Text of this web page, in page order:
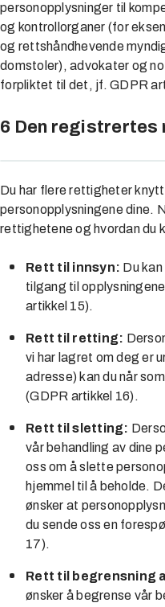
personopplysninger til
og kontrollorganer (for
og rettshåndhevende
domstoler), advokater og
forpliktet til det, jf. GDPR
6 Den
Du har flere rettigheter
personopplysningene dine.
rettighetene og hvordan du
Rett til innsyn: Du
tilgang til
artikkel 15).
Rett til retting:
vi har lagret om deg er
adresse) kan du når
(GDPR artikkel 16).
Rett til sletting:
vår behandling av dine
oss om å slette
hjemmel til å beholde.
ønsker at
du sende oss en
17).
Rett til begrensning
ønsker å begrense vår